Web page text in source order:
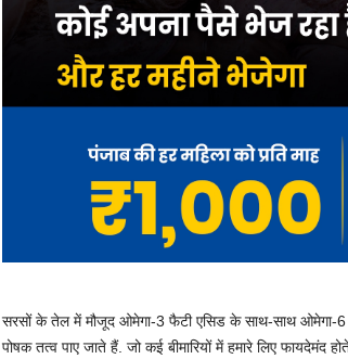
सरसों के तेल में मौजूद ओमेगा-3 फैटी एसिड के साथ-साथ ओमेगा-
पोषक तत्व पाए जाते हैं. जो कई बीमारियों में हमारे लिए फायदेमंद